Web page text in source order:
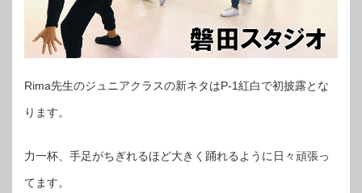
Rima先生のジュニアクラスの新ネタはP-1紅白で初披露とな
ります。
力一杯、手足がちぎれるほど大きく踊れるように日々頑張っ
てます。